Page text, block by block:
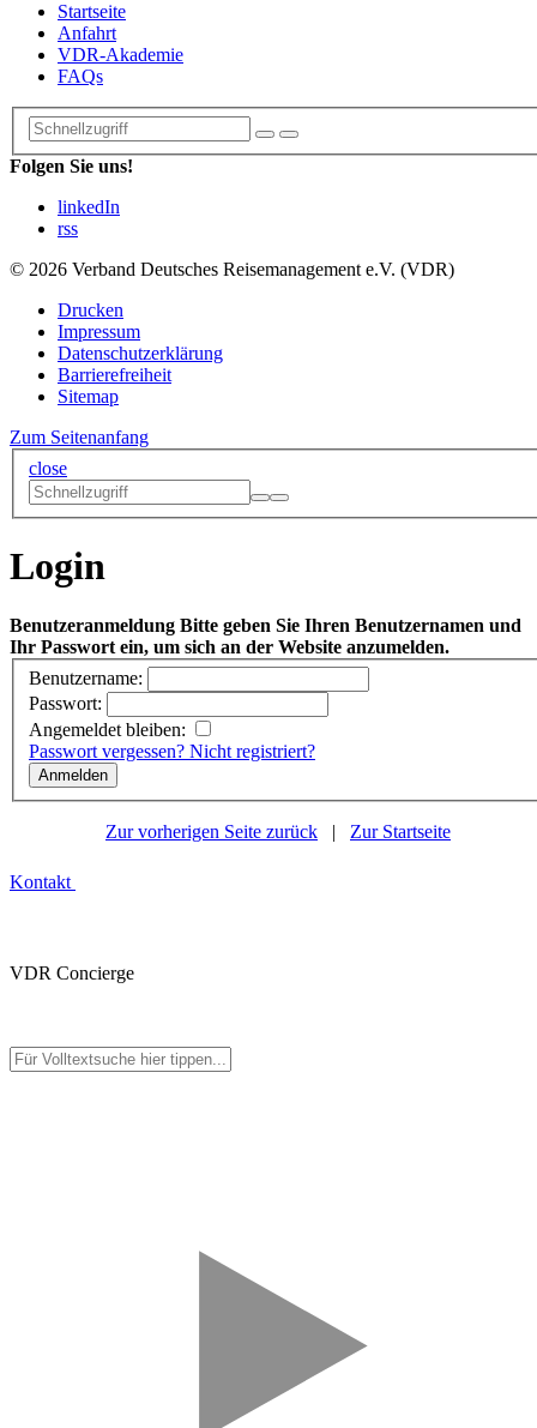
Startseite
Anfahrt
VDR-Akademie
FAQs
Folgen Sie uns!
linkedIn
rss
© 2026 Verband Deutsches Reisemanagement e.V. (VDR)
Drucken
Impressum
Datenschutzerklärung
Barrierefreiheit
Sitemap
Zum Seitenanfang
close
Login
Benutzeranmeldung Bitte geben Sie Ihren Benutzernamen und
Ihr Passwort ein, um sich an der Website anzumelden.
Benutzername:
Passwort:
Angemeldet bleiben:
Passwort vergessen? Nicht registriert?
Zur vorherigen Seite zurück | Zur Startseite
Kontakt
VDR Concierge